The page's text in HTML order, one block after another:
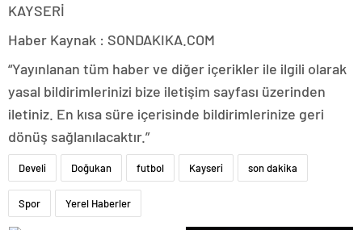
KAYSERİ
Haber Kaynak : SONDAKIKA.COM
“Yayınlanan tüm haber ve diğer içerikler ile ilgili olarak
yasal bildirimlerinizi bize iletişim sayfası üzerinden
iletiniz. En kısa süre içerisinde bildirimlerinize geri
dönüş sağlanılacaktır.”
Develi Doğukan futbol Kayseri son dakika
Spor Yerel Haberler